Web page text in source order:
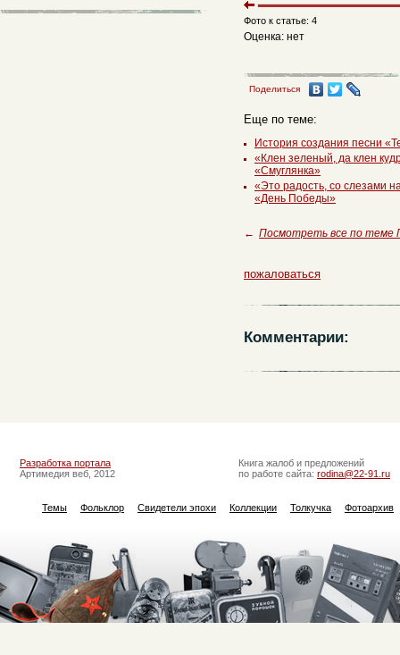
Фото к статье: 4
Оценка: нет
Поделиться
Еще по теме:
История создания песни
«Клен зеленый, да клен
«Смуглянка»
«Это радость, со слезами
«День Победы»
← Посмотреть все по теме
пожаловаться
Комментарии:
Разработка портала
Артимедия веб, 2012
Книга жалоб и предложений
по работе сайта: rodina@22-91.ru
Темы Фольклор Свидетели эпохи Коллекции Толкучка Фотоархив